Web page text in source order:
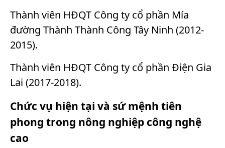
Thành viên HĐQT Công ty cổ phần Mía
đường Thành Thành Công Tây Ninh (2012-
2015).
Thành viên HĐQT Công ty cổ phần Điện Gia
Lai (2017-2018).
Chức vụ hiện tại và sứ mệnh tiên
phong trong nông nghiệp công nghệ
cao